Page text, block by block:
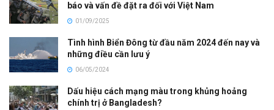
báo và vấn đề đặt ra đối với Việt Nam
01/09/2025
Tình hình Biển Đông từ đầu năm 2024 đến nay và
những điều cần lưu ý
06/05/2024
Dấu hiệu cách mạng màu trong khủng hoảng
chính trị ở Bangladesh?